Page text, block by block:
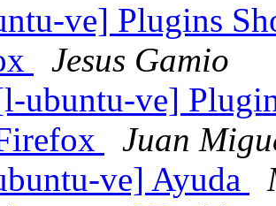
ve] Plugins
Jesus Gamio
ubuntu-ve]
Juan
ve] Ayuda